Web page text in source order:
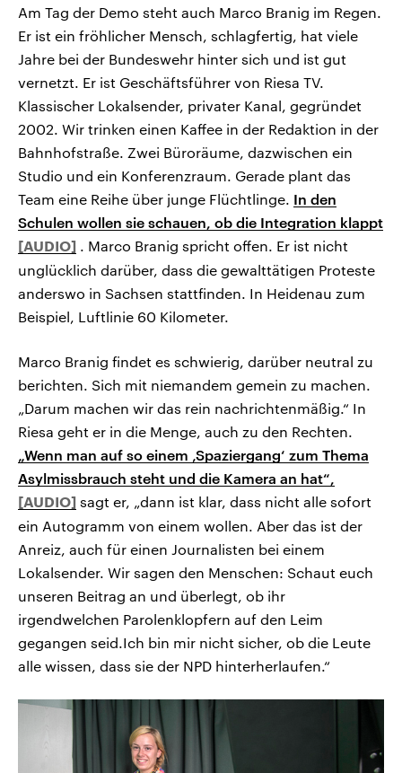
Am Tag der Demo steht auch Marco Branig im Regen.
Er ist ein fröhlicher Mensch, schlagfertig, hat viele
Jahre bei der Bundeswehr hinter sich und ist gut
vernetzt. Er ist Geschäftsführer von Riesa TV.
Klassischer Lokalsender, privater Kanal, gegründet
2002. Wir trinken einen Kaffee in der Redaktion in der
Bahnhofstraße. Zwei Büroräume, dazwischen ein
Studio und ein Konferenzraum. Gerade plant das
Team eine Reihe über junge Flüchtlinge. In den
Schulen wollen sie schauen, ob die Integration klappt
. Marco Branig spricht offen. Er ist nicht
unglücklich darüber, dass die gewalttätigen Proteste
anderswo in Sachsen stattfinden. In Heidenau zum
Beispiel, Luftlinie 60 Kilometer.
Marco Branig findet es schwierig, darüber neutral zu
berichten. Sich mit niemandem gemein zu machen.
„Darum machen wir das rein nachrichtenmäßig.“ In
Riesa geht er in die Menge, auch zu den Rechten.
„Wenn man auf so einem ‚Spaziergang‘ zum Thema
Asylmissbrauch steht und die Kamera an hat“,
sagt er, „dann ist klar, dass nicht alle sofort
ein Autogramm von einem wollen. Aber das ist der
Anreiz, auch für einen Journalisten bei einem
Lokalsender. Wir sagen den Menschen: Schaut euch
unseren Beitrag an und überlegt, ob ihr
irgendwelchen Parolenklopfern auf den Leim
gegangen seid.Ich bin mir nicht sicher, ob die Leute
alle wissen, dass sie der NPD hinterherlaufen.“